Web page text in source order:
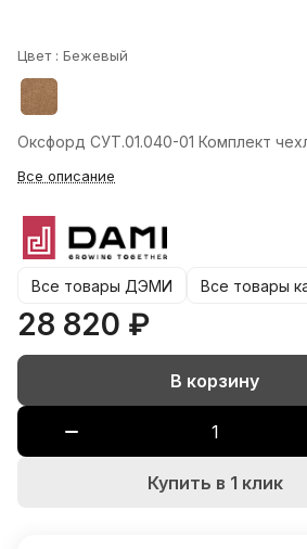
Цвет : Бежевый
Оксфорд СУТ.01.040-01 Комплект
Все описание
Все товары ДЭМИ Все товары
28 820 ₽
В корзину
Купить в 1 клик